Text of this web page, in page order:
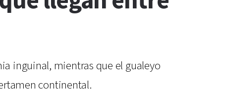
inguinal, mientras que el gualeyo
continental.